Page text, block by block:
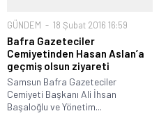
GÜNDEM 18 Şubat 2016 16:59
Bafra Gazeteciler
Cemiyetinden Hasan Aslan’a
geçmiş olsun ziyareti
Samsun Bafra Gazeteciler
Cemiyeti Başkanı Ali İhsan
Başaloğlu ve Yönetim...